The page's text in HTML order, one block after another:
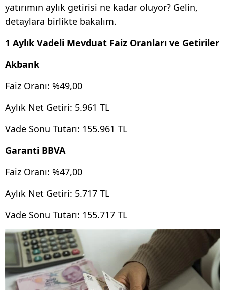
yatırımın aylık getirisi ne kadar oluyor? Gelin,
detaylara birlikte bakalım.
1 Aylık Vadeli Mevduat Faiz Oranları ve Getiriler
Akbank
Faiz Oranı: %49,00
Aylık Net Getiri: 5.961 TL
Vade Sonu Tutarı: 155.961 TL
Garanti BBVA
Faiz Oranı: %47,00
Aylık Net Getiri: 5.717 TL
Vade Sonu Tutarı: 155.717 TL